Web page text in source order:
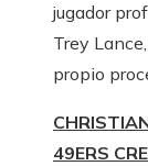
jugador
Trey
propio
49ERS